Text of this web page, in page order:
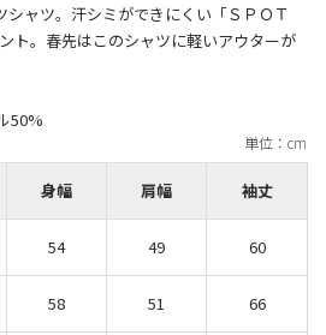
ャツ。汗シミができにくい「ＳＰＯＴ
ト。春先はこのシャツに軽いアウターが
50%
身幅 肩幅 袖丈
54 49 60
58 51 66